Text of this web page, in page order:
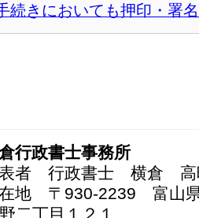
続きにおいても押印・署
行政書士事務所
者 行政書士 横倉 高
地 〒930-2239 富山
二丁目１２１